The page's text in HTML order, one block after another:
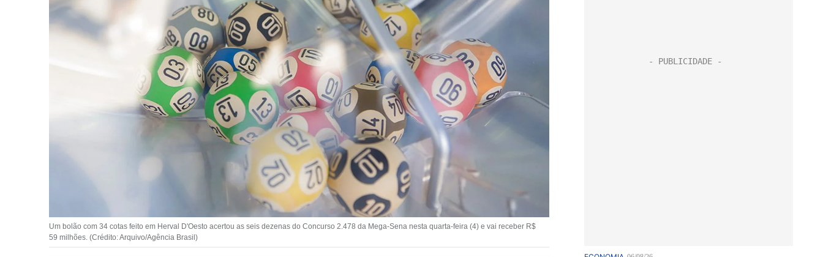
Um bolão com 34 cotas feito em Herval D'Oesto acertou as seis dezenas do Concurso 2.478 da Mega-Sena nesta quarta-feira (4) e vai receber R$
59 milhões. (Crédito: Arquivo/Agência Brasil)